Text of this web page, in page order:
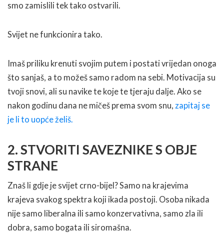
smo zamislili tek tako ostvarili.
Svijet ne funkcionira tako.
Imaš priliku krenuti svojim putem i postati vrijedan onoga
što sanjaš, a to možeš samo radom na sebi. Motivacija su
tvoji snovi, ali su navike te koje te tjeraju dalje. Ako se
nakon godinu dana ne mičeš prema svom snu, zapitaj se
je li to uopće želiš.
2. STVORITI SAVEZNIKE S OBJE
STRANE
Znaš li gdje je svijet crno-bijel? Samo na krajevima
krajeva svakog spektra koji ikada postoji. Osoba nikada
nije samo liberalna ili samo konzervativna, samo zla ili
dobra, samo bogata ili siromašna.